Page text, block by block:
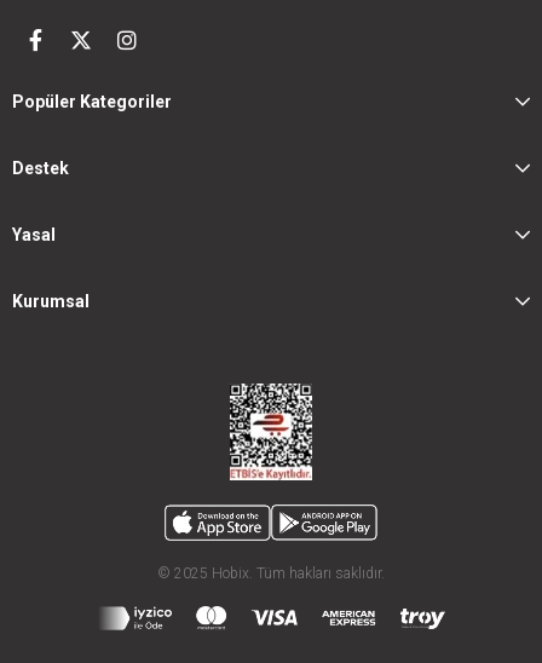
Popüler Kategoriler
Destek
Yasal
Kurumsal
© 2025 Hobix. Tüm hakları saklıdır.